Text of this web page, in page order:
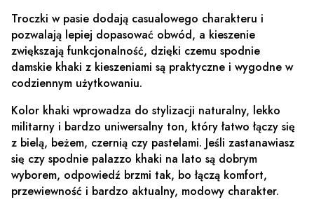
Troczki w pasie dodają casualowego charakteru i
pozwalają lepiej dopasować obwód, a kieszenie
zwiększają funkcjonalność, dzięki czemu spodnie
damskie khaki z kieszeniami są praktyczne i wygodne w
codziennym użytkowaniu.
Kolor khaki wprowadza do stylizacji naturalny, lekko
militarny i bardzo uniwersalny ton, który łatwo łączy się
z bielą, beżem, czernią czy pastelami. Jeśli zastanawiasz
się czy spodnie palazzo khaki na lato są dobrym
wyborem, odpowiedź brzmi tak, bo łączą komfort,
przewiewność i bardzo aktualny, modowy charakter.